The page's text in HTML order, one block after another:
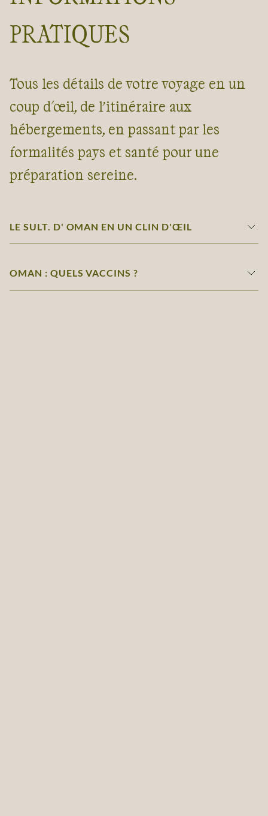
PRATIQUES
Tous les détails de votre voyage en un
coup d'œil, de l’itinéraire aux
hébergements, en passant par les
formalités pays et santé pour une
préparation sereine.
LE SULT. D' OMAN EN UN CLIN D'ŒIL
OMAN : QUELS VACCINS ?